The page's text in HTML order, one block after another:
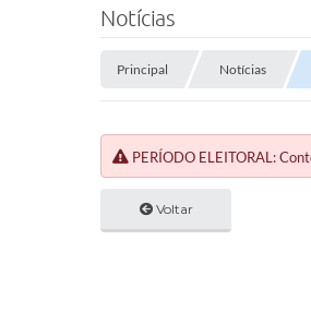
Notícias
Principal Notícias
PERÍODO ELEITORAL:
Voltar